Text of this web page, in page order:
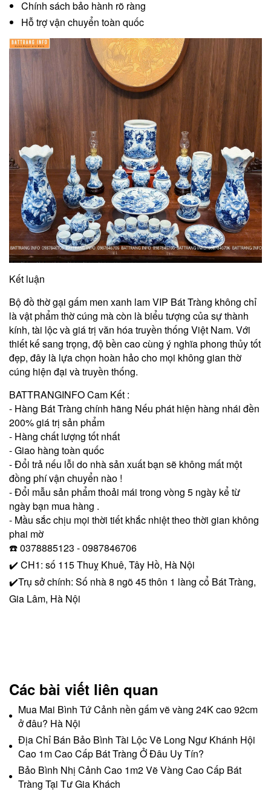
Chính sách bảo hành rõ ràng
Hỗ trợ vận chuyển toàn quốc
Kết luận
Bộ đồ thờ gại gấm men xanh lam VIP Bát Tràng không chỉ
là vật phẩm thờ cúng mà còn là biểu tượng của sự thành
kính, tài lộc và giá trị văn hóa truyền thống Việt Nam. Với
thiết kế sang trọng, độ bền cao cùng ý nghĩa phong thủy tốt
đẹp, đây là lựa chọn hoàn hảo cho mọi không gian thờ
cúng hiện đại và truyền thống.
BATTRANGINFO Cam Kết :
- Hàng Bát Tràng chính hãng Nếu phát hiện hàng nhái đền
200% giá trị sản phẩm
- Hàng chất lượng tốt nhất
- Giao hàng toàn quốc
- Đổi trả nếu lỗi do nhà sản xuất bạn sẽ không mất một
đồng phí vận chuyển nào !
- Đổi mẫu sản phẩm thoải mái trong vòng 5 ngày kể từ
ngày bạn mua hàng .
- Mầu sắc chịu mọi thời tiết khắc nhiệt theo thời gian không
phai mờ
☎️ 0378885123 - 0987846706
✔️ CH1: số 115 Thuỵ Khuê, Tây Hồ, Hà Nội
✔️Trụ sở chính: Số nhà 8 ngõ 45 thôn 1 làng cổ Bát Tràng,
Gia Lâm, Hà Nội
Các bài viết liên quan
Mua Mai Bình Tứ Cảnh nền gấm vẽ vàng 24K cao 92cm
ở đâu? Hà Nội
Địa Chỉ Bán Bảo Bình Tài Lộc Vẽ Long Ngư Khánh Hội
Cao 1m Cao Cấp Bát Tràng Ở Đâu Uy Tín?
Bảo Bình Nhị Cảnh Cao 1m2 Vẽ Vàng Cao Cấp Bát
Tràng Tại Tư Gia Khách